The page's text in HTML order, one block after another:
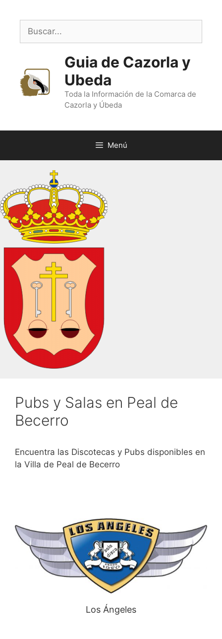
contenido
Buscar:
Guia de Cazorla y
Ubeda
Toda la Información de la Comarca de
Cazorla y Úbeda
Menú
Pubs y Salas en Peal de
Becerro
Encuentra las Discotecas y Pubs disponibles en
la Villa de Peal de Becerro
Los Ángeles